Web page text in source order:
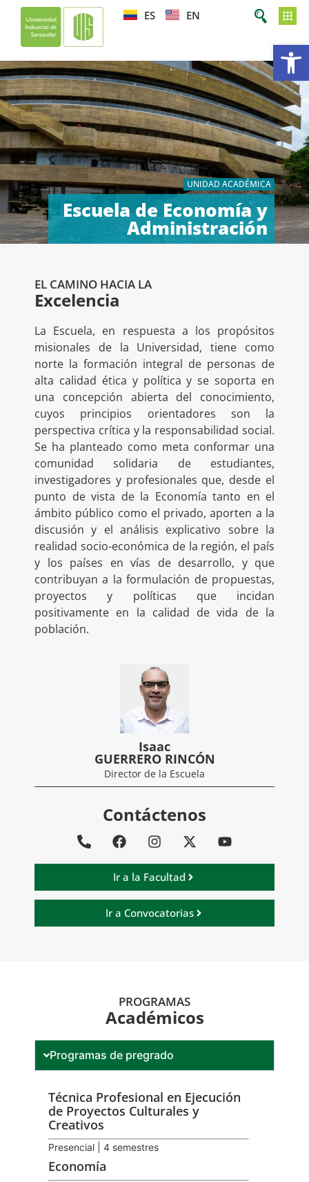
ES EN
UNIDAD ACADÉMICA
Escuela de Economía y
Administración
EL CAMINO HACIA LA
Excelencia
La Escuela, en respuesta a los propósitos
misionales de la Universidad, tiene como
norte la formación integral de personas de
alta calidad ética y política y se soporta en
una concepción abierta del conocimiento,
cuyos principios orientadores son la
perspectiva crítica y la responsabilidad social.
Se ha planteado como meta conformar una
comunidad solidaria de estudiantes,
investigadores y profesionales que, desde el
punto de vista de la Economía tanto en el
ámbito público como el privado, aporten a la
discusión y el análisis explicativo sobre la
realidad socio-económica de la región, el país
y los países en vías de desarrollo, y que
contribuyan a la formulación de propuestas,
proyectos y políticas que incidan
positivamente en la calidad de vida de la
población.
Isaac
GUERRERO RINCÓN
Director de la Escuela
Contáctenos
Ir a la Facultad
Ir a Convocatorias
PROGRAMAS
Académicos
Programas de pregrado
Técnica Profesional en Ejecución
de Proyectos Culturales y
Creativos
Presencial | 4 semestres
Economía